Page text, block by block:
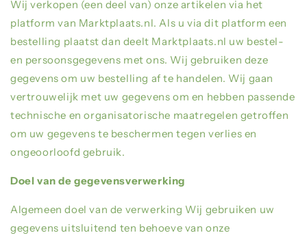
Wij verkopen (een deel van) onze artikelen via het
platform van Marktplaats.nl. Als u via dit platform een
bestelling plaatst dan deelt Marktplaats.nl uw bestel-
en persoonsgegevens met ons. Wij gebruiken deze
gegevens om uw bestelling af te handelen. Wij gaan
vertrouwelijk met uw gegevens om en hebben passende
technische en organisatorische maatregelen getroffen
om uw gegevens te beschermen tegen verlies en
ongeoorloofd gebruik.
Doel van de gegevensverwerking
Algemeen doel van de verwerking Wij gebruiken uw
gegevens uitsluitend ten behoeve van onze